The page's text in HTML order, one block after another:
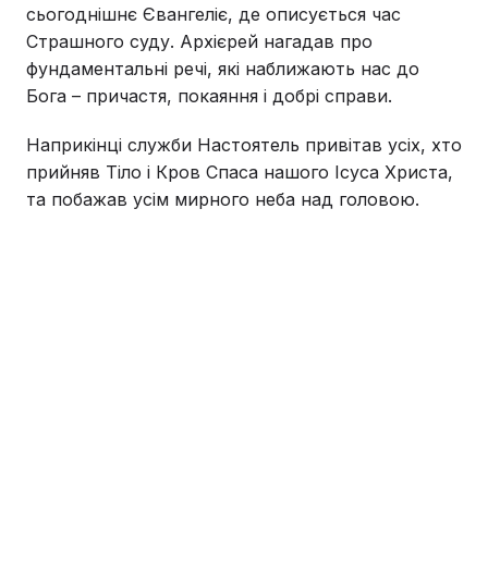
сьогоднішнє Євангеліє, де описується час
Страшного суду. Архієрей нагадав про
фундаментальні речі, які наближають нас до
Бога – причастя, покаяння і добрі справи.
Наприкінці служби Настоятель привітав усіх, хто
прийняв Тіло і Кров Спаса нашого Ісуса Христа,
та побажав усім мирного неба над головою.